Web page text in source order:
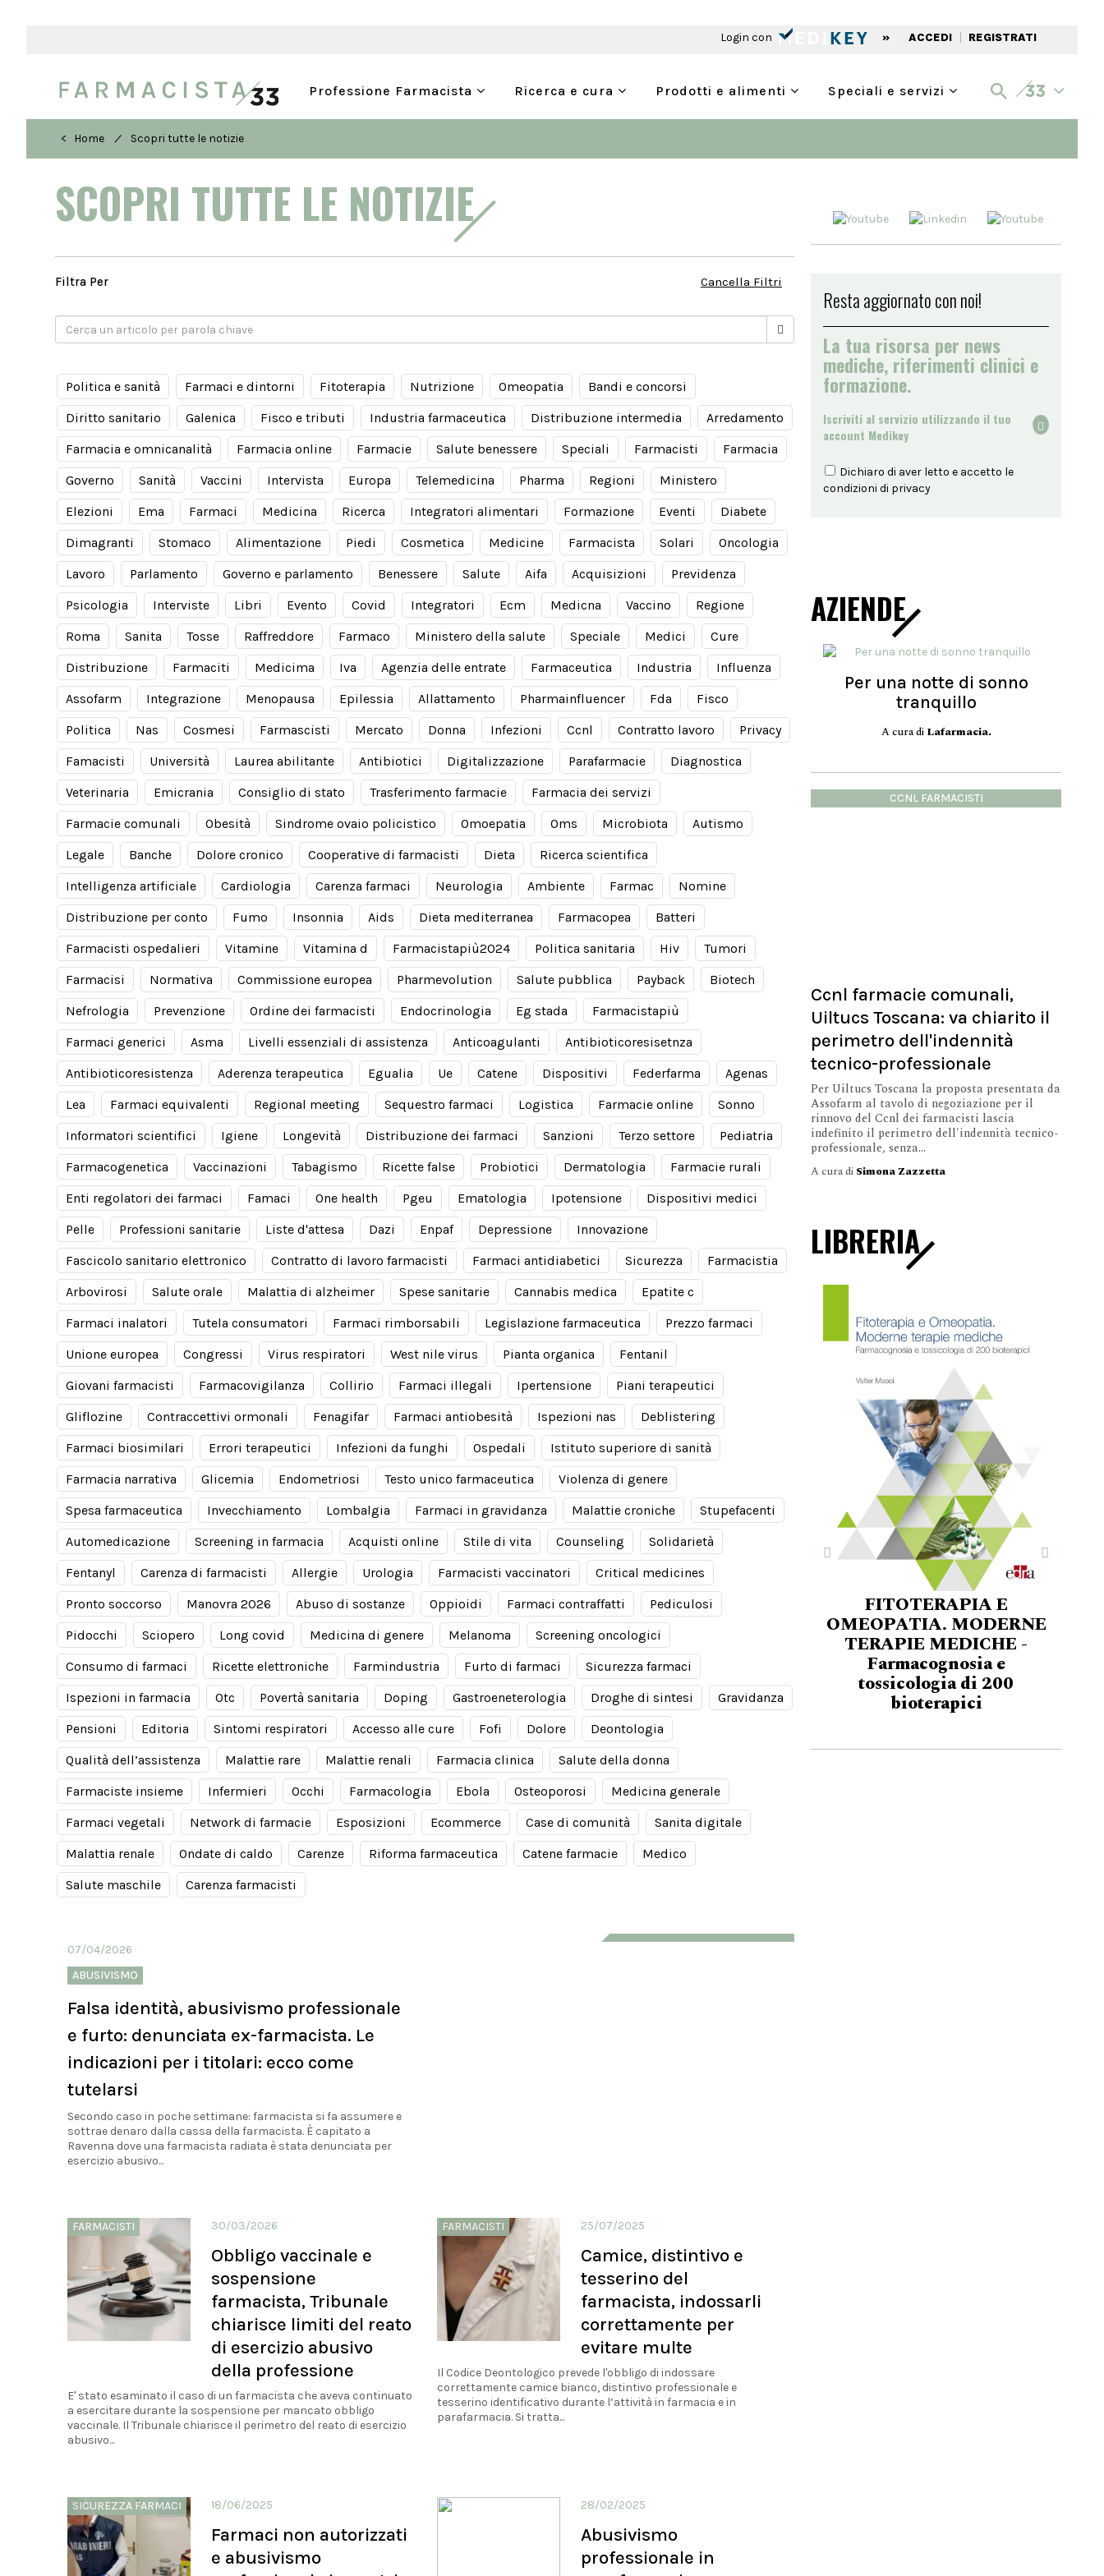
Login con » ACCEDI | REGISTRATI
Professione Farmacista Ricerca e cura Prodotti e alimenti Speciali e servizi
< Home / Scopri tutte le notizie
SCOPRI TUTTE LE NOTIZIE
Filtra Per Cancella Filtri
Politica e sanità Farmaci e dintorni Fitoterapia Nutrizione Omeopatia
Bandi e concorsi
Diritto sanitario
Galenica Fisco e tributi Industria farmaceutica Distribuzione intermedia
Arredamento
Farmacia e omnicanalità
Farmacia online Farmacie Salute benessere Speciali Farmacisti
Farmacia
Governo
Sanità Vaccini Intervista Europa Telemedicina Pharma Regioni
Ministero
Elezioni
Ema Farmaci Medicina Ricerca Integratori alimentari Formazione Eventi
Diabete
Dimagranti
Stomaco Alimentazione Piedi Cosmetica Medicine Farmacista Solari
Oncologia
Lavoro
Parlamento Governo e parlamento Benessere Salute Aifa Acquisizioni
Previdenza
Psicologia
Interviste Libri Evento Covid Integratori Ecm Medicna Vaccino
Regione
Roma
Sanita Tosse Raffreddore Farmaco Ministero della salute Speciale Medici
Cure
Distribuzione
Farmaciti Medicima Iva Agenzia delle entrate Farmaceutica Industria
Influenza
Assofarm
Integrazione Menopausa Epilessia Allattamento Pharmainfluencer Fda
Fisco
Politica
Nas Cosmesi Farmascisti Mercato Donna Infezioni Ccnl Contratto lavoro
Privacy
Famacisti
Università Laurea abilitante Antibiotici Digitalizzazione Parafarmacie
Diagnostica
Veterinaria
Emicrania Consiglio di stato Trasferimento farmacie
Farmacia dei servizi
Farmacie comunali
Obesità Sindrome ovaio policistico Omoepatia Oms Microbiota
Autismo
Legale
Banche Dolore cronico Cooperative di farmacisti Dieta
Ricerca scientifica
Intelligenza artificiale
Cardiologia Carenza farmaci Neurologia Ambiente Farmac
Nomine
Distribuzione per conto
Fumo Insonnia Aids Dieta mediterranea Farmacopea
Batteri
Farmacisti ospedalieri
Vitamine Vitamina d Farmacistapiù2024 Politica sanitaria Hiv
Tumori
Farmacisi
Normativa Commissione europea Pharmevolution Salute pubblica Payback
Biotech
Nefrologia
Prevenzione Ordine dei farmacisti Endocrinologia Eg stada
Farmacistapiù
Farmaci generici
Asma Livelli essenziali di assistenza Anticoagulanti
Antibioticoresisetnza
Antibioticoresistenza
Aderenza terapeutica Egualia Ue Catene Dispositivi Federfarma
Agenas
Lea
Farmaci equivalenti Regional meeting Sequestro farmaci Logistica Farmacie online
Sonno
Informatori scientifici
Igiene Longevità Distribuzione dei farmaci Sanzioni Terzo settore
Pediatria
Farmacogenetica
Vaccinazioni Tabagismo Ricette false Probiotici Dermatologia
Farmacie rurali
Enti regolatori dei farmaci
Famaci One health Pgeu Ematologia Ipotensione
Dispositivi medici
Pelle
Professioni sanitarie Liste d'attesa Dazi Enpaf Depressione
Innovazione
Fascicolo sanitario elettronico
Contratto di lavoro farmacisti Farmaci antidiabetici Sicurezza
Farmacistia
Arbovirosi
Salute orale Malattia di alzheimer Spese sanitarie Cannabis medica
Epatite c
Farmaci inalatori
Tutela consumatori Farmaci rimborsabili Legislazione farmaceutica
Prezzo farmaci
Unione europea
Congressi Virus respiratori West nile virus Pianta organica
Fentanil
Giovani farmacisti
Farmacovigilanza Collirio Farmaci illegali Ipertensione
Piani terapeutici
Gliflozine
Contraccettivi ormonali Fenagifar Farmaci antiobesità Ispezioni nas
Deblistering
Farmaci biosimilari
Errori terapeutici Infezioni da funghi Ospedali
Istituto superiore di sanità
Farmacia narrativa
Glicemia Endometriosi Testo unico farmaceutica
Violenza di genere
Spesa farmaceutica
Invecchiamento Lombalgia Farmaci in gravidanza Malattie croniche
Stupefacenti
Automedicazione
Screening in farmacia Acquisti online Stile di vita Counseling
Solidarietà
Fentanyl
Carenza di farmacisti Allergie Urologia Farmacisti vaccinatori
Critical medicines
Pronto soccorso
Manovra 2026 Abuso di sostanze Oppioidi Farmaci contraffatti
Pediculosi
Pidocchi
Sciopero Long covid Medicina di genere Melanoma
Screening oncologici
Consumo di farmaci
Ricette elettroniche Farmindustria Furto di farmaci
Sicurezza farmaci
Ispezioni in farmacia
Otc Povertà sanitaria Doping Gastroeneterologia Droghe di sintesi
Gravidanza
Pensioni
Editoria Sintomi respiratori Accesso alle cure Fofi Dolore
Deontologia
Qualità dell’assistenza
Malattie rare Malattie renali Farmacia clinica
Salute della donna
Farmaciste insieme
Infermieri Occhi Farmacologia Ebola Osteoporosi
Medicina generale
Farmaci vegetali
Network di farmacie Esposizioni Ecommerce Case di comunità
Sanita digitale
Malattia renale
Ondate di caldo Carenze Riforma farmaceutica Catene farmacie
Medico
Salute maschile
Carenza farmacisti
07/04/2026
ABUSIVISMO
Falsa identità, abusivismo professionale
e furto: denunciata ex-farmacista. Le
indicazioni per i titolari: ecco come
tutelarsi
Secondo caso in poche settimane: farmacista si fa assumere e
sottrae denaro dalla cassa della farmacista. È capitato a
Ravenna dove una farmacista radiata è stata denunciata per
esercizio abusivo...
FARMACISTI 30/03/2026
Obbligo vaccinale e
sospensione
farmacista, Tribunale
chiarisce limiti del reato
di esercizio abusivo
della professione
E' stato esaminato il caso di un farmacista che aveva continuato
a esercitare durante la sospensione per mancato obbligo
vaccinale. Il Tribunale chiarisce il perimetro del reato di esercizio
abusivo...
FARMACISTI 25/07/2025
Camice, distintivo e
tesserino del
farmacista, indossarli
correttamente per
evitare multe
Il Codice Deontologico prevede l'obbligo di indossare
correttamente camice bianco, distintivo professionale e
tesserino identificativo durante l’attività in farmacia e in
parafarmacia. Si tratta...
SICUREZZA FARMACI 18/06/2025
Farmaci non autorizzati
e abusivismo
28/02/2025
Abusivismo
professionale in
Resta aggiornato con noi!
La tua risorsa per news
mediche, riferimenti clinici e
formazione.
Iscriviti al servizio utilizzando il tuo
account Medikey
Dichiaro di aver letto e accetto le
condizioni di privacy
AZIENDE
Per una notte di sonno
tranquillo
A cura di Lafarmacia.
CCNL FARMACISTI
Ccnl farmacie comunali,
Uiltucs Toscana: va chiarito il
perimetro dell'indennità
tecnico-professionale
Per Uiltucs Toscana la proposta presentata da
Assofarm al tavolo di negoziazione per il
rinnovo del Ccnl dei farmacisti lascia
indefinito il perimetro dell'indennità tecnico-
professionale, senza...
A cura di Simona Zazzetta
LIBRERIA
FITOTERAPIA E
OMEOPATIA. MODERNE
TERAPIE MEDICHE -
Farmacognosia e
tossicologia di 200
bioterapici